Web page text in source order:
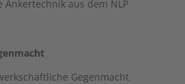
aus dem NLP
Gegenmacht